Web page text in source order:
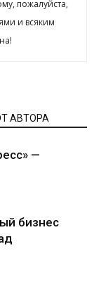
пожалуйста,
и всяким
АВТОРА
—
бизнес